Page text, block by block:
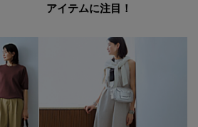
アイテムに注目！